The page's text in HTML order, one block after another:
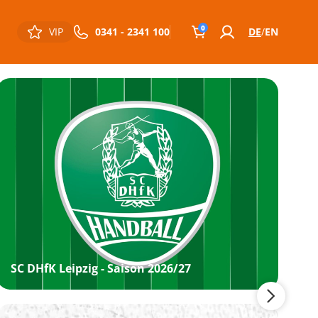
VIP 0341 - 2341 100 0 DE EN
SC DHfK Leipzig - Saison 2026/27